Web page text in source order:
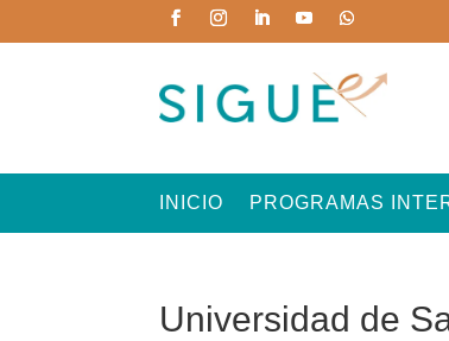
INICIO PROGRAMAS
Universidad de